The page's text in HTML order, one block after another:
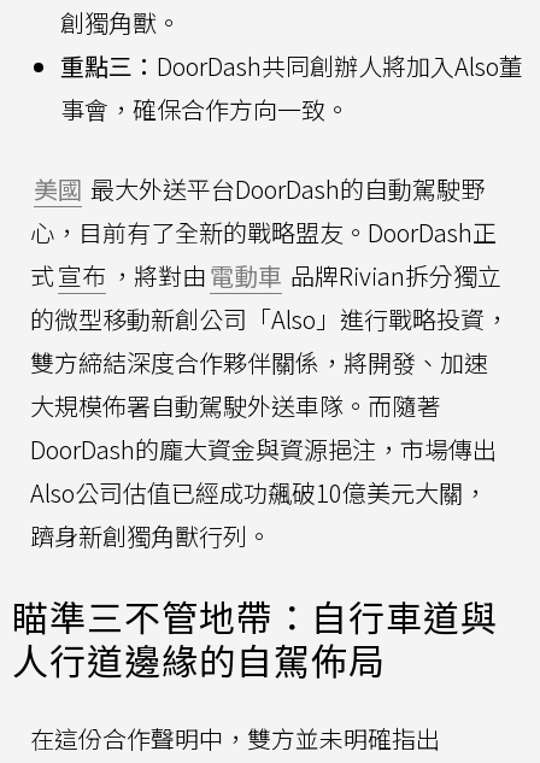
創獨角獸。
重點三： DoorDash共同創辦人將加入Also董
事會，確保合作方向一致。
美國 最大外送平台DoorDash的自動駕駛野
心，目前有了全新的戰略盟友。DoorDash正
式宣布 ，將對由電動車 品牌Rivian拆分獨立
的微型移動新創公司「Also」進行戰略投資，
雙方締結深度合作夥伴關係，將開發、加速
大規模佈署自動駕駛外送車隊。而隨著
DoorDash的龐大資金與資源挹注，市場傳出
Also公司估值已經成功飆破10億美元大關，
躋身新創獨角獸行列。
瞄準三不管地帶：自行車道與
人行道邊緣的自駕佈局
在這份合作聲明中，雙方並未明確指出